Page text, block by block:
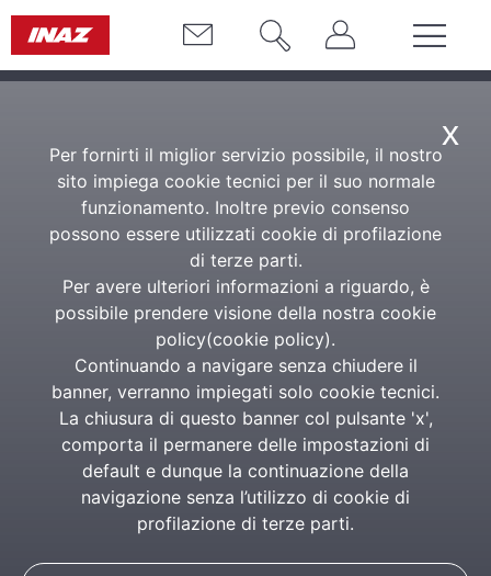
x
Per fornirti il miglior servizio possibile, il nostro
sito impiega cookie tecnici per il suo normale
funzionamento. Inoltre previo consenso
possono essere utilizzati cookie di profilazione
di terze parti.
Per avere ulteriori informazioni a riguardo, è
possibile prendere visione della nostra cookie
policy(cookie policy).
Continuando a navigare senza chiudere il
banner, verranno impiegati solo cookie tecnici.
La chiusura di questo banner col pulsante 'x',
comporta il permanere delle impostazioni di
default e dunque la continuazione della
navigazione senza l’utilizzo di cookie di
profilazione di terze parti.